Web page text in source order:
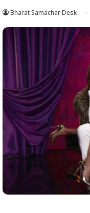
Bharat Samachar Desk